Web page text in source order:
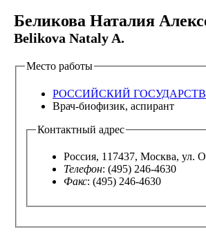
Беликова Наталия
Belikova Nataly A.
Место работы
РОССИЙСКИЙ
Врач-биофизик, аспирант
Контактный адрес
Россия, 117437, Москва, ул.
Телефон: (495) 246-4630
Факс: (495) 246-4630